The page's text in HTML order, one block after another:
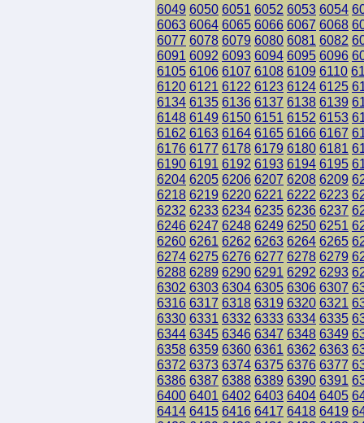
6049 6050 6051 6052 6053 6054
6063 6064 6065 6066 6067 6068
6077 6078 6079 6080 6081 6082
6091 6092 6093 6094 6095 6096
6105 6106 6107 6108 6109 6110
6120 6121 6122 6123 6124 6125
6134 6135 6136 6137 6138 6139
6148 6149 6150 6151 6152 6153
6162 6163 6164 6165 6166 6167
6176 6177 6178 6179 6180 6181
6190 6191 6192 6193 6194 6195
6204 6205 6206 6207 6208 6209
6218 6219 6220 6221 6222 6223
6232 6233 6234 6235 6236 6237
6246 6247 6248 6249 6250 6251
6260 6261 6262 6263 6264 6265
6274 6275 6276 6277 6278 6279
6288 6289 6290 6291 6292 6293
6302 6303 6304 6305 6306 6307
6316 6317 6318 6319 6320 6321
6330 6331 6332 6333 6334 6335
6344 6345 6346 6347 6348 6349
6358 6359 6360 6361 6362 6363
6372 6373 6374 6375 6376 6377
6386 6387 6388 6389 6390 6391
6400 6401 6402 6403 6404 6405
6414 6415 6416 6417 6418 6419